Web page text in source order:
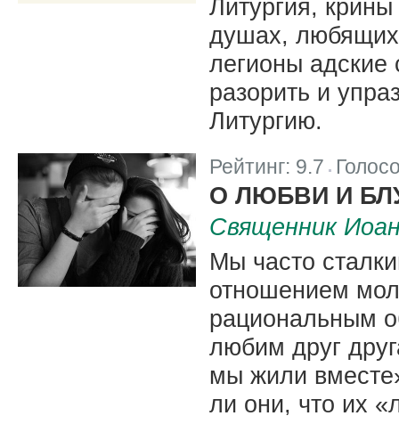
Литургия,
душах,
легионы адские
разорить и
Литургию.
Рейтинг: 9.7
О ЛЮБВИ И
Священник
Мы часто
отношением
рациональным
любим друг
мы жили
ли они, что их